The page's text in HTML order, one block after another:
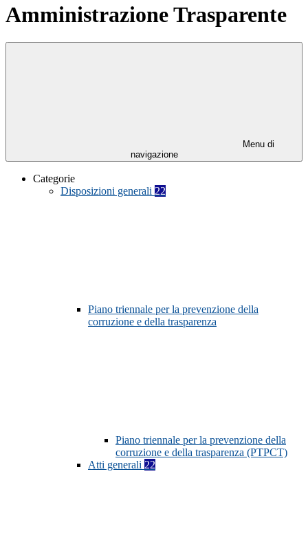
Amministrazione Trasparente
Menu di
navigazione
Categorie
Disposizioni generali 22
Piano triennale per la prevenzione della
corruzione e della trasparenza
Piano triennale per la prevenzione della
corruzione e della trasparenza (PTPCT)
Atti generali 22